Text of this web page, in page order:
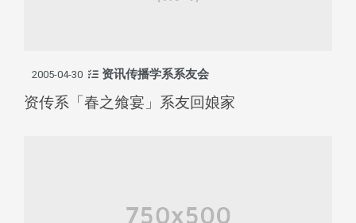
2005-04-30 资讯传播学系系友会
资传系「春之飨宴」系友回娘家